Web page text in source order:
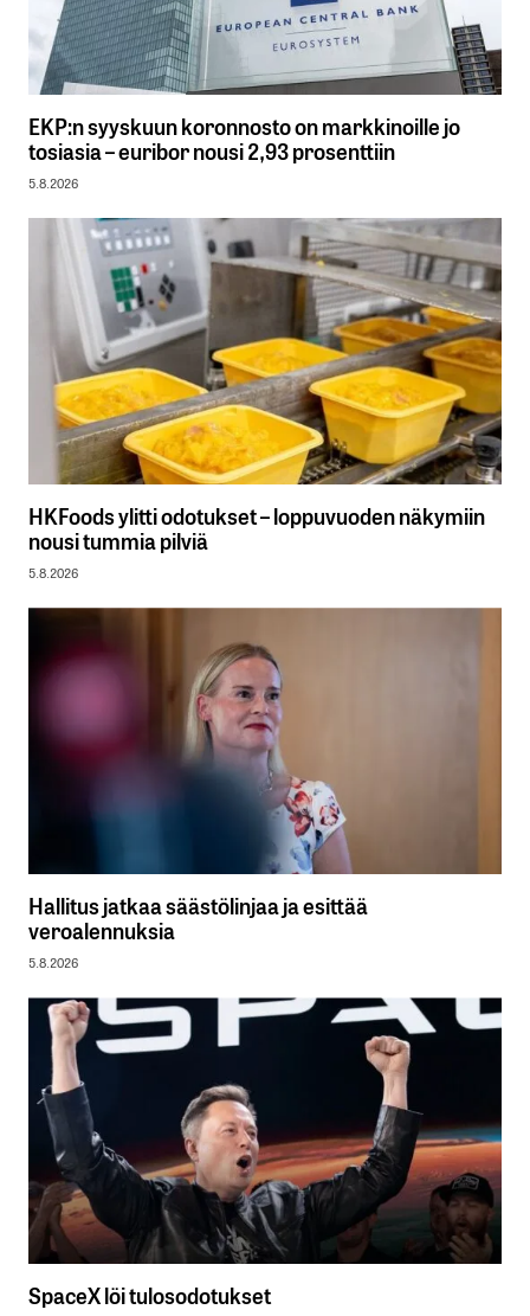
EKP:n syyskuun koronnosto on markkinoille jo
tosiasia – euribor nousi 2,93 prosenttiin
5.8.2026
HKFoods ylitti odotukset – loppuvuoden näkymiin
nousi tummia pilviä
5.8.2026
Hallitus jatkaa säästölinjaa ja esittää
veroalennuksia
5.8.2026
SpaceX löi tulosodotukset